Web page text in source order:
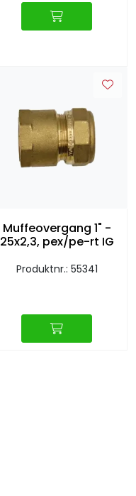
Muffeovergang 1" -
25x2,3, pex/pe-rt IG
Produktnr.: 55341